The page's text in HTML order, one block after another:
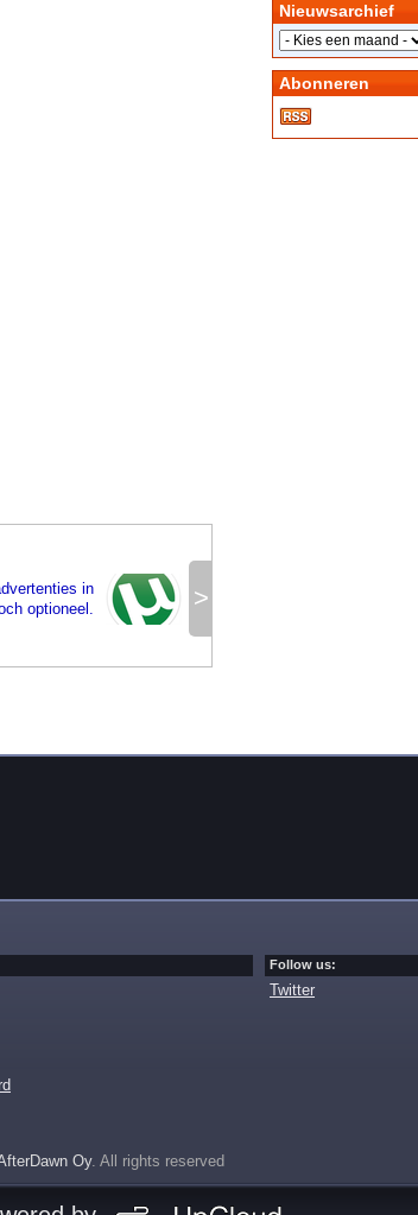
>
in
optioneel.
Nieuwsarchief
Abonneren
Follow us:
Twitter
Oy. All rights reserved